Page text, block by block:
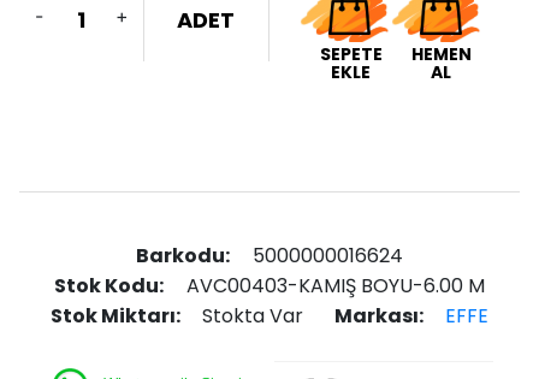
- + ADET
SEPETE
EKLE
HEMEN
AL
Barkodu:
5000000016624
Stok Kodu:
AVC00403-KAMIŞ BOYU-6.00 M
Stok Miktarı:
Stokta Var Markası: EFFE